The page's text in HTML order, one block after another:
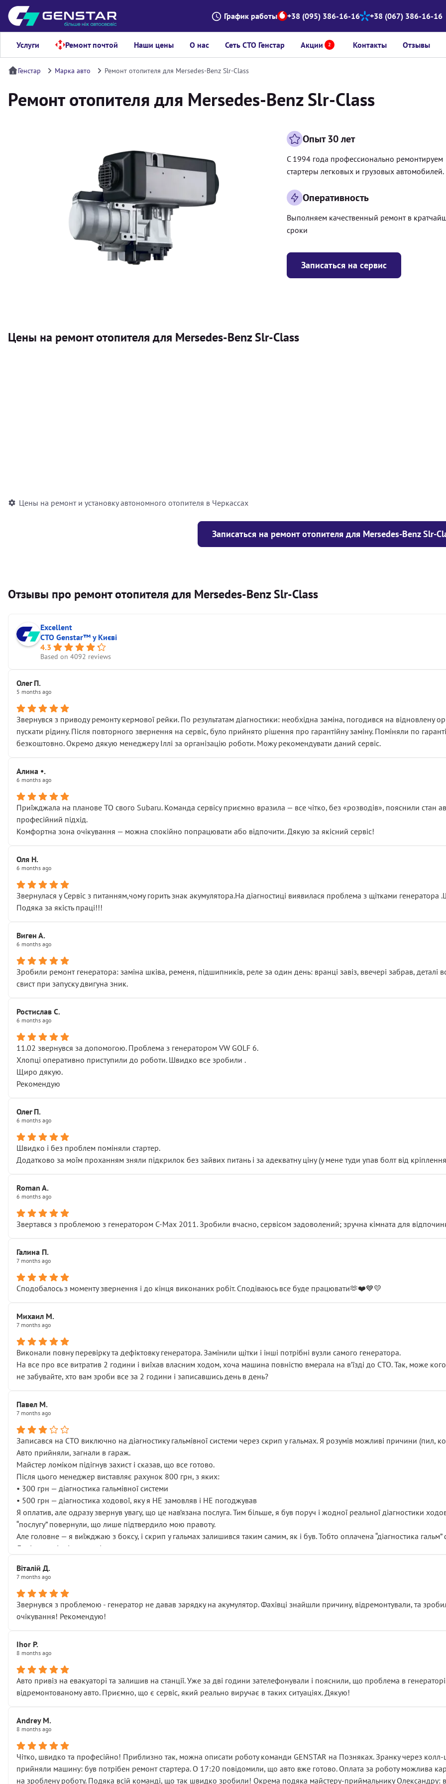
График работы +38 (095) 386-16-16 +38 (067) 386-16-16
Услуги Ремонт почтой Наши цены О нас Сеть СТО Генстар Акции 2 Контакты Отзывы
Генстар Марка авто Ремонт отопителя для Mersedes-Benz Slr-Class
Ремонт отопителя для Mersedes-Benz Slr-Class
Записаться на сервис
Опыт 30 лет
С 1994 года профессионально ремонтируем
стартеры легковых и грузовых автомобилей.
Оперативность
Выполняем качественный ремонт в
сроки
Цены на ремонт отопителя для Mersedes-Benz Slr-Class
Цены на ремонт и установку автономного отопителя в Черкассах
Записаться на ремонт отопителя для Mersedes-Benz Slr-
Отзывы про ремонт отопителя для Mersedes-Benz Slr-Class
Excellent
СТО Genstar™ у Києві
4.3
Based on 4092 reviews
Олег П.
5 months ago
Звернувся з приводу ремонту кермової рейки. По результатам діагностики: необхідна заміна, погодився на відновлену
пускати рідину. Після повторного звернення на сервіс, було прийнято рішення про гарантійну заміну. Поміняли по
безкоштовно. Окремо дякую менеджеру Іллі за організацію роботи. Можу рекомендувати даний сервіс.
Алина •.
6 months ago
Приїжджала на планове ТО свого Subaru. Команда сервісу приємно вразила — все чітко, без «розводів», пояснили стан
професійний підхід.
Комфортна зона очікування — можна спокійно попрацювати або відпочити. Дякую за якісний сервіс!
Оля Н.
6 months ago
Звернулася у Сервіс з питанням,чому горить знак акумулятора.На діагностиці виявилася проблема з щітками
Подяка за якість праці!!!
Виген А.
6 months ago
Зробили ремонт генератора: заміна шківа, ременя, підшипників, реле за один день: вранці завіз, ввечері забрав, деталі
свист при запуску двигуна зник.
Ростислав С.
6 months ago
11.02 звернувся за допомогою. Проблема з генератором VW GOLF 6.
Хлопці оперативно приступили до роботи. Швидко все зробили .
Щиро дякую.
Рекомендую
Олег П.
6 months ago
Швидко і без проблем поміняли стартер.
Додатково за моїм проханням зняли підкрилок без зайвих питань і за адекватну ціну (у мене туди упав болт від
Roman A.
6 months ago
Звертався з проблемою з генератором C-Max 2011. Зробили вчасно, сервісом задоволений; зручна кімната для
Галина П.
7 months ago
Сподобалось з моменту звернення і до кінця виконаних робіт. Сподіваюсь все буде працювати🫶❤️💙💛
Михаил М.
7 months ago
Виконали повну перевірку та дефіктовку генератора. Замінили щітки і інші потрібні вузли самого генератора.
На все про все витратив 2 години і виїхав власним ходом, хоча машина повністю вмерала на вʼїзді до СТО. Так, може
не забувайте, хто вам зроби все за 2 години і записавшись день в день?
Павел М.
7 months ago
Записався на СТО виключно на діагностику гальмівної системи через скрип у гальмах. Я розумів можливі причини (пил,
Авто прийняли, загнали в гараж.
Майстер ломіком підігнув захист і сказав, що все готово.
Після цього менеджер виставляє рахунок 800 грн, з яких:
• 300 грн — діагностика гальмівної системи
• 500 грн — діагностика ходової, яку я НЕ замовляв і НЕ погоджував
Я оплатив, але одразу звернув увагу, що це нав’язана послуга. Тим більше, я був поруч і жодної реальної діагностики
“послугу” повернули, що лише підтвердило мою правоту.
Але головне — я виїжджаю з боксу, і скрип у гальмах залишився таким самим, як і був. Тобто оплачена “діагностика
Далі ситуація тільки погіршилась:
• що біля авто стояти вже не можна
( ну все зняли та доробили) дякую!
Окремий момент, який виглядає абсурдно:
мені заявили, що бачок гальмівної рідини потрібно міняти разом із головним гальмівним циліндром у зборі.
Що прикро — це не перший мій візит. Раніше міняв у вас стартер, і тоді сервіс наче справив хороше враження. Але
пояснили, що це “старі гайки, які відкручували”, і попросили не хвилюватися. ( надіюсь новий власник, не застяг в полі))
Але після нинішнього візиту такі дрібниці вже не здаються дрібницями.
Я — клієнт, який працює на довірі, і саме її цей сервіс серйозно підірвав.
Хотілося б більше:
• прозорості в роботах і рахунках
• реальної діагностики, а не формального “подивились і поїхав”
На жаль, складається враження, що сервіс працює не на якість, а “аби швидше і дорожче”. Саме це і псує загальне
Стосовно комунікації - все добре
Віталій Д.
7 months ago
Звернувся з проблемою - генератор не давав зарядку на акумулятор. Фахівці знайшли причину, відремонтували, та
очікування! Рекомендую!
Ihor P.
8 months ago
Авто привіз на евакуаторі та залишив на станції. Уже за дві години зателефонували і пояснили, що проблема в
відремонтованому авто. Приємно, що є сервіс, який реально виручає в таких ситуаціях. Дякую!
Andrey M.
8 months ago
Чітко, швидко та професійно! Приблизно так, можна описати роботу команди GENSTAR на Позняках. Зранку через колл-
прийняли машину: був потрібен ремонт стартера. О 17:20 повідомили, що авто вже готово. Оплата за роботу можлива
на зроблену роботу. Подяка всій команді, що так швидко зробили! Окрема подяка майстеру-приймальнику Олександру: